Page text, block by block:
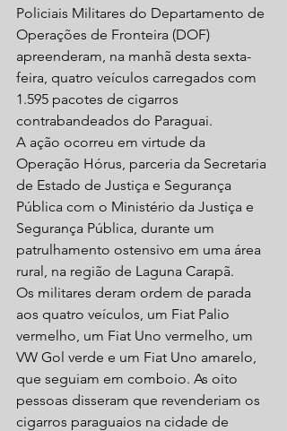
Policiais Militares do Departamento de
Operações de Fronteira (DOF)
apreenderam, na manhã desta sexta-
feira, quatro veículos carregados com
1.595 pacotes de cigarros
contrabandeados do Paraguai.
A ação ocorreu em virtude da
Operação Hórus, parceria da Secretaria
de Estado de Justiça e Segurança
Pública com o Ministério da Justiça e
Segurança Pública, durante um
patrulhamento ostensivo em uma área
rural, na região de Laguna Carapã.
Os militares deram ordem de parada
aos quatro veículos, um Fiat Palio
vermelho, um Fiat Uno vermelho, um
VW Gol verde e um Fiat Uno amarelo,
que seguiam em comboio. As oito
pessoas disseram que revenderiam os
cigarros paraguaios na cidade de